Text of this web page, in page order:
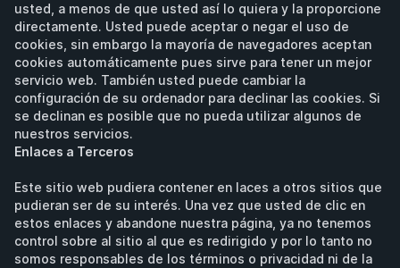
usted, a menos de que usted así lo quiera y la proporcione
directamente. Usted puede aceptar o negar el uso de
cookies, sin embargo la mayoría de navegadores aceptan
cookies automáticamente pues sirve para tener un mejor
servicio web. También usted puede cambiar la
configuración de su ordenador para declinar las cookies. Si
se declinan es posible que no pueda utilizar algunos de
nuestros servicios.
Enlaces a Terceros
Este sitio web pudiera contener en laces a otros sitios que
pudieran ser de su interés. Una vez que usted de clic en
estos enlaces y abandone nuestra página, ya no tenemos
control sobre al sitio al que es redirigido y por lo tanto no
somos responsables de los términos o privacidad ni de la